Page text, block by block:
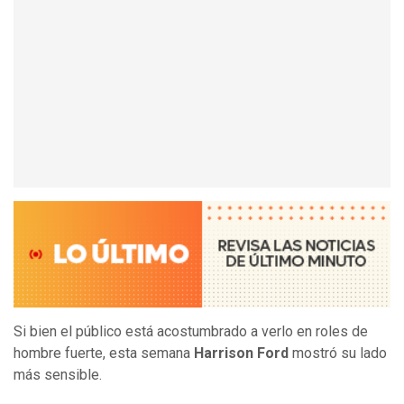
Si bien el público está acostumbrado a verlo en roles de
hombre fuerte, esta semana Harrison Ford mostró su lado
más sensible.